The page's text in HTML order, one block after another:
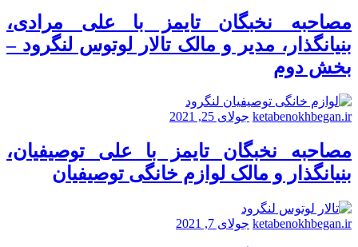
مصاحبه نخبگان تایمز با علی مرادی،
بنیانگذار، مدیر و مالک تالار لوتوس لنگرود –
بخش دوم
ketabenokhbegan.ir جولای 25, 2021
مصاحبه نخبگان تایمز با علی توصیفیان،
بنیانگذار و مالک لوازم خانگی توصیفیان
ketabenokhbegan.ir جولای 7, 2021